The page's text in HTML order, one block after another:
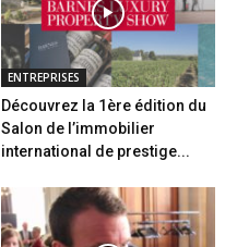
ENTREPRISES
Découvrez la 1ère édition du
Salon de l’immobilier
international de prestige...